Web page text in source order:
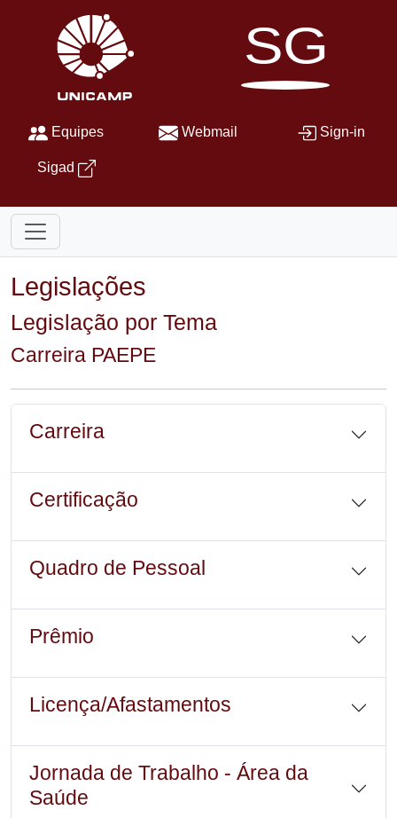
SG
Equipes Webmail Sign-in
Sigad
Legislações
Legislação por Tema
Carreira PAEPE
Carreira
Certificação
Quadro de Pessoal
Prêmio
Licença/Afastamentos
Jornada de Trabalho - Área da
Saúde